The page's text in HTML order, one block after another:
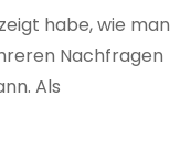
habe, wie man
Nachfragen
Als